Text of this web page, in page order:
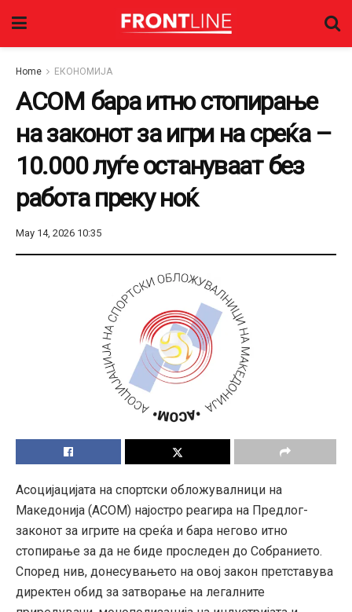
Home ЕКОНОМИЈА
АСОМ бара итно стопирање
на законот за игри на среќа –
10.000 луѓе остануваат без
работа преку ноќ
May 14, 2026 10:35
Асоцијацијата на спортски обложувалници на
Македонија (АСОМ) најостро реагира на Предлог-
законот за игрите на среќа и бара негово итно
стопирање за да не биде проследен до Собранието.
Според нив, донесувањето на овој закон претставува
директен обид за затворање на легалните